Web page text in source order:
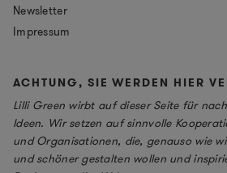
Newsletter
Impressum
ACHTUNG, SIE WERDEN HIER
Lilli Green wirbt auf dieser Seite für
Ideen. Wir setzen auf sinnvolle
und Organisationen, die, genauso wie
und schöner gestalten wollen und